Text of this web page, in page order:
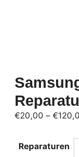
€20,00 – €
Reparaturen